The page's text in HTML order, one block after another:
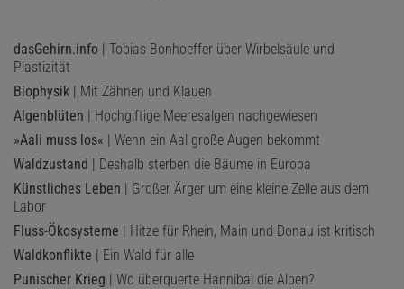
dasGehirn.info | Tobias Bonhoeffer über Wirbelsäule und
Plastizität
Biophysik | Mit Zähnen und Klauen
Algenblüten | Hochgiftige Meeresalgen nachgewiesen
»Aali muss los« | Wenn ein Aal große Augen bekommt
Waldzustand | Deshalb sterben die Bäume in Europa
Künstliches Leben | Großer Ärger um eine kleine Zelle aus dem
Labor
Fluss-Ökosysteme | Hitze für Rhein, Main und Donau ist kritisch
Waldkonflikte | Ein Wald für alle
Punischer Krieg | Wo überquerte Hannibal die Alpen?